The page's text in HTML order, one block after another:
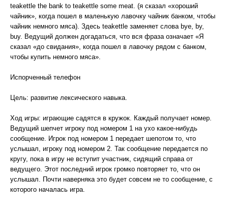
teakettle the bank to teakettle some meat. (я сказал «хороший
чайник», когда пошел в маленькую лавочку чайник банком, чтобы
чайник немного мяса). Здесь teakettle заменяет слова bye, by,
buy. Ведущий должен догадаться, что вся фраза означает «Я
сказал «до свидания», когда пошел в лавочку рядом с банком,
чтобы купить немного мяса».
Испорченный телефон
Цель: развитие лексического навыка.
Ход игры: играющие садятся в кружок. Каждый получает номер.
Ведущий шепчет игроку под номером 1 на ухо какое-нибудь
сообщение. Игрок под номером 1 передает шепотом то, что
услышал, игроку под номером 2. Так сообщение передается по
кругу, пока в игру не вступит участник, сидящий справа от
ведущего. Этот последний игрок громко повторяет то, что он
услышал. Почти наверняка это будет совсем не то сообщение, с
которого началась игра.